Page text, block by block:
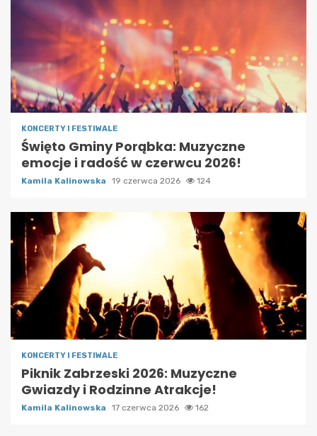
KONCERTY I FESTIWALE
Święto Gminy Porąbka: Muzyczne
emocje i radość w czerwcu 2026!
Kamila Kalinowska 19 czerwca 2026 124
KONCERTY I FESTIWALE
Piknik Zabrzeski 2026: Muzyczne
Gwiazdy i Rodzinne Atrakcje!
Kamila Kalinowska 17 czerwca 2026 162